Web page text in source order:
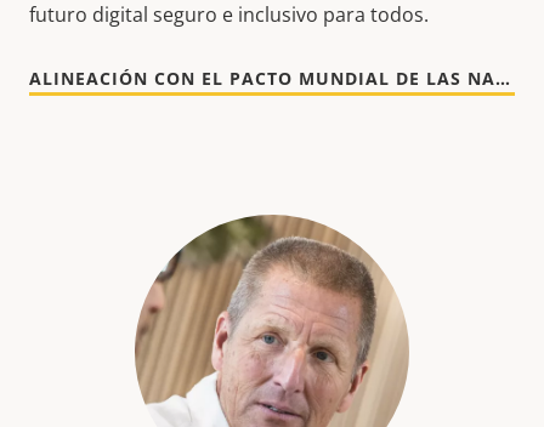
futuro digital seguro e inclusivo para todos.
ALINEACIÓN CON EL PACTO MUNDIAL DE LAS NACIONES UNIDAS [EN]